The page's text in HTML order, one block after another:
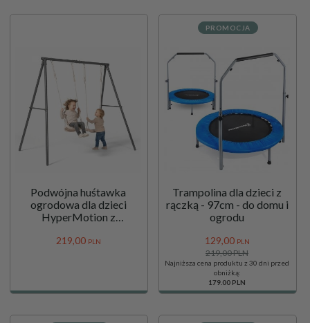
Podwójna huśtawka
ogrodowa dla dzieci
HyperMotion z
siedziska, kolor beżowy
219,00 PLN
PROMOCJA
Trampolina dla dzieci z
rączką - 97cm - do domu i
ogrodu
129,00 PLN
219,00 PLN
Najniższa cena produktu z 30 dni przed
obniżką:
179.00 PLN